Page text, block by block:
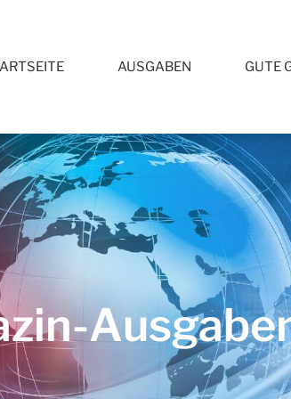
AUSGABEN GUTE